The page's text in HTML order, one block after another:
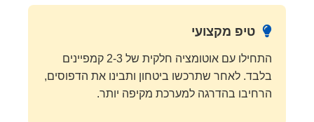
טיפ מקצועי
התחילו עם אוטומציה חלקית של 2-3 קמפיינים
בלבד. לאחר שתרכשו ביטחון ותבינו את הדפוסים,
הרחיבו בהדרגה למערכת מקיפה יותר.